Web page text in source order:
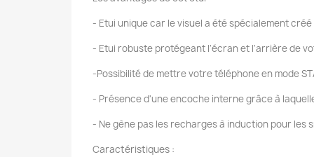
- Etui unique car le visuel a été spécialement
- Etui robuste protégeant l'écran et l'arrière de
-Possibilité de mettre votre téléphone en mode
- Présence d'une encoche interne grâce à
- Ne gène pas les recharges à induction pour les
Caractéristiques :